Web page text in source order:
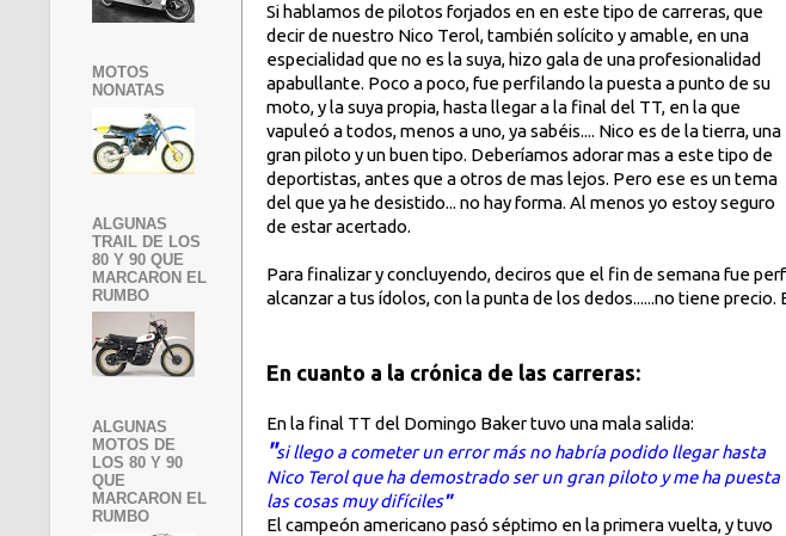
Si hablamos de pilotos forjados en en este tipo de carreras, que
decir de nuestro Nico Terol, también solícito y amable, en una
especialidad que no es la suya, hizo gala de una profesionalidad
apabullante. Poco a poco, fue perfilando la puesta a punto de su
moto, y la suya propia, hasta llegar a la final del TT, en la que
vapuleó a todos, menos a uno, ya sabéis.... Nico es de la tierra, una
gran piloto y un buen tipo. Deberíamos adorar mas a este tipo de
deportistas, antes que a otros de mas lejos. Pero ese es un tema
del que ya he desistido... no hay forma. Al menos yo estoy seguro
de estar acertado.
Para finalizar y concluyendo, deciros que el fin de semana fue
alcanzar a tus ídolos, con la punta de los dedos......no tiene
En cuanto a la crónica de las carreras:
En la final TT del Domingo Baker tuvo una mala salida:
"si llego a cometer un error más no habría podido llegar hasta
Nico Terol que ha demostrado ser un gran piloto y me ha puesta
las cosas muy difíciles"
El campeón americano pasó séptimo en la primera vuelta, y tuvo
MOTOS
NONATAS
ALGUNAS
TRAIL DE LOS
80 Y 90 QUE
MARCARON EL
RUMBO
ALGUNAS
MOTOS DE
LOS 80 Y 90
QUE
MARCARON EL
RUMBO